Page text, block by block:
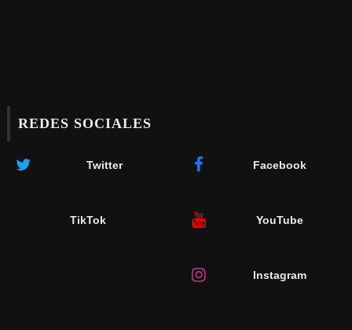
REDES SOCIALES
Facebook
Twitter
YouTube
TikTok
Instagram